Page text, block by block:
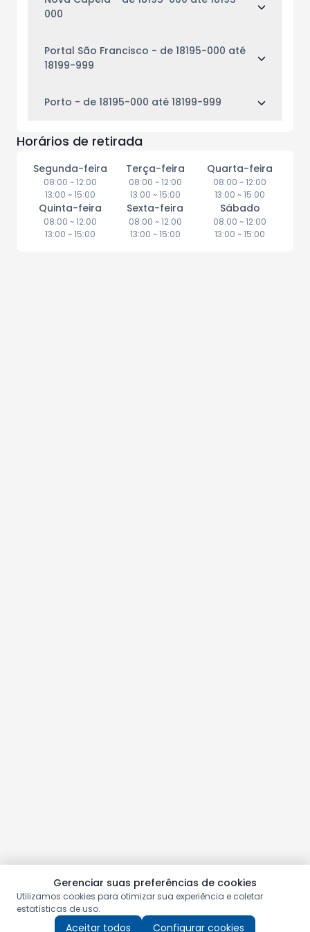
Gerenciar suas preferências de cookies
Utilizamos cookies para otimizar sua experiência e coletar
estatísticas de uso.
Aceitar todos Configurar cookies
000
Portal São Francisco - de 18195-000 até
18199-999
Porto - de 18195-000 até 18199-999
Horários de retirada
Segunda-feira
08:00 ~12:00
13:00 ~15:00
Terça-feira
08:00 ~12:00
13:00 ~15:00
Quarta-feira
08:00 ~12:00
13:00 ~15:00
Quinta-feira
08:00 ~12:00
13:00 ~15:00
Sexta-feira
08:00 ~12:00
13:00 ~15:00
Sábado
08:00 ~12:00
13:00 ~15:00